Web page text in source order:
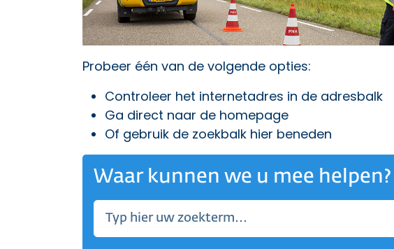
Probeer één van de volgende opties:
Controleer het internetadres in de adresbalk
Ga direct naar de homepage
Of gebruik de zoekbalk hier beneden
Waar kunnen we u mee helpen?